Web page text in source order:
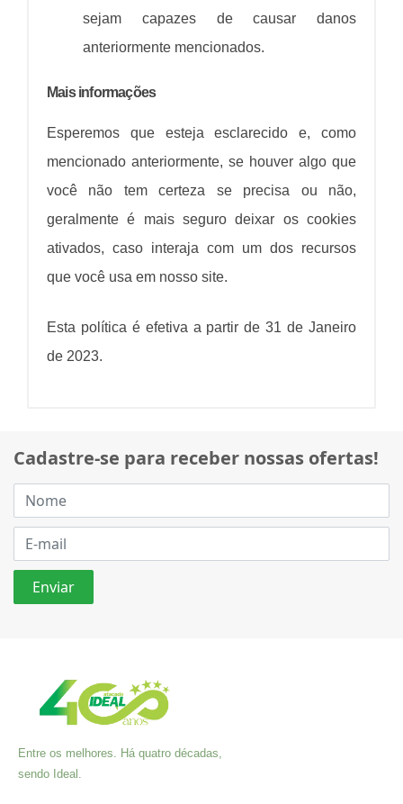
sejam capazes de causar danos
anteriormente mencionados.
Mais informações
Esperemos que esteja esclarecido e, como
mencionado anteriormente, se houver algo que
você não tem certeza se precisa ou não,
geralmente é mais seguro deixar os cookies
ativados, caso interaja com um dos recursos
que você usa em nosso site.
Esta política é efetiva a partir de 31 de Janeiro
de 2023.
Cadastre-se para receber nossas ofertas!
Entre os melhores. Há quatro décadas,
sendo Ideal.